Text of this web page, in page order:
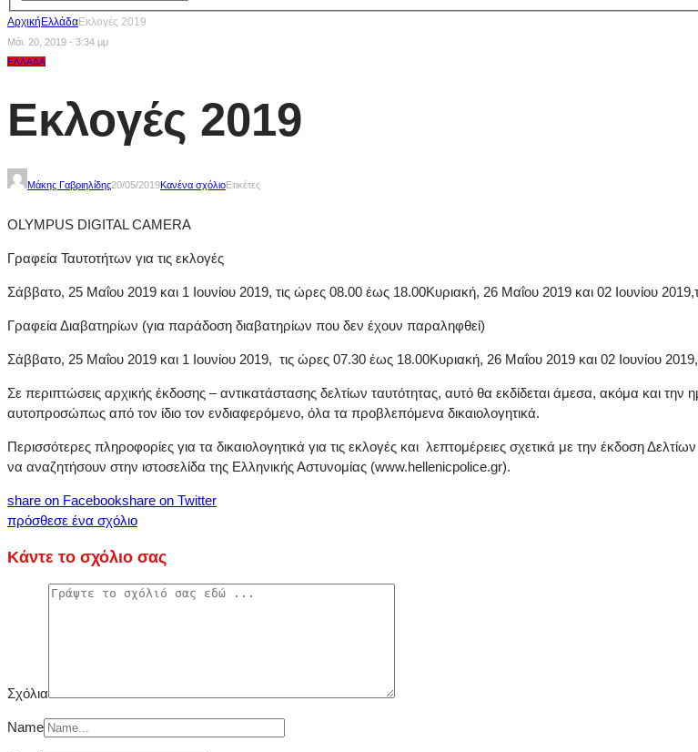
ΑρχικήΕλλάδαΕκλογές 2019
Μάι. 20, 2019 - 3:34 μμ
ΕΛΛΆΔΑ
Εκλογές 2019
Μάκης Γαβριηλίδης20/05/2019Κανένα σχόλιοΕτικέτες
OLYMPUS DIGITAL CAMERA
Γραφεία Ταυτοτήτων για τις εκλογές
Σάββατο, 25 Μαΐου 2019 και 1 Ιουνίου 2019, τις ώρες 08.00 έως 18.00Κυριακή, 26 Μαΐου 2019 και 02 Ιουνίου
Γραφεία Διαβατηρίων (για παράδοση διαβατηρίων που δεν έχουν παραληφθεί)
Σάββατο, 25 Μαΐου 2019 και 1 Ιουνίου 2019, τις ώρες 07.30 έως 18.00Κυριακή, 26 Μαΐου 2019 και 02 Ιουνίου
Σε περιπτώσεις αρχικής έκδοσης – αντικατάστασης δελτίων ταυτότητας, αυτό θα εκδίδεται άμεσα, ακόμα και
αυτοπροσώπως από τον ίδιο τον ενδιαφερόμενο, όλα τα προβλεπόμενα δικαιολογητικά.
Περισσότερες πληροφορίες για τα δικαιολογητικά για τις εκλογές και λεπτομέρειες σχετικά με την έκδοση
να αναζητήσουν στην ιστοσελίδα της Ελληνικής Αστυνομίας (www.hellenicpolice.gr).
share on Facebookshare on Twitter
πρόσθεσε ένα σχόλιο
Κάντε το σχόλιο σας
Σχόλια
Name